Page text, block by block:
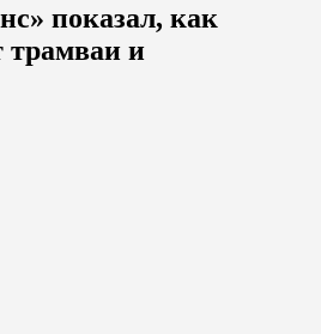
показал, как
трамваи и